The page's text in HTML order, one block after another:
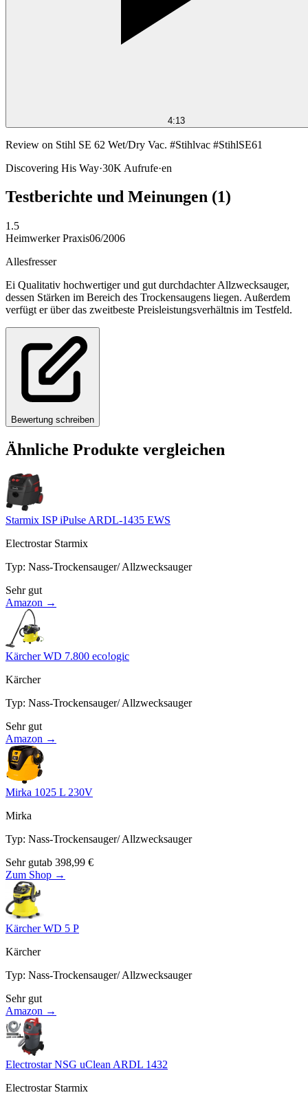
4:13
Review on Stihl SE 62 Wet/Dry Vac. #Stihlvac #StihlSE61
Discovering His Way·30K Aufrufe·en
Testberichte und Meinungen (1)
1.5
Heimwerker Praxis06/2006
Allesfresser
Ei Qualitativ hochwertiger und gut durchdachter Allzwecksauger,
dessen Stärken im Bereich des Trockensaugens liegen. Außerdem
verfügt er über das zweitbeste Preisleistungsverhältnis im Testfeld.
Bewertung schreiben
Ähnliche Produkte vergleichen
Starmix ISP iPulse ARDL-1435 EWS
Electrostar Starmix
Typ: Nass-Trockensauger/ Allzwecksauger
Sehr gut
Amazon →
Kärcher WD 7.800 eco!ogic
Kärcher
Typ: Nass-Trockensauger/ Allzwecksauger
Sehr gut
Amazon →
Mirka 1025 L 230V
Mirka
Typ: Nass-Trockensauger/ Allzwecksauger
Sehr gutab 398,99 €
Zum Shop →
Kärcher WD 5 P
Kärcher
Typ: Nass-Trockensauger/ Allzwecksauger
Sehr gut
Amazon →
Electrostar NSG uClean ARDL 1432
Electrostar Starmix